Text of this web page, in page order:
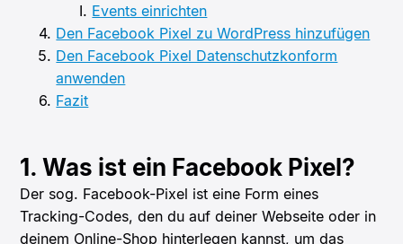
Events einrichten
Den Facebook Pixel zu WordPress hinzufügen
Den Facebook Pixel Datenschutzkonform
anwenden
Fazit
1. Was ist ein Facebook Pixel?
Der sog. Facebook-Pixel ist eine Form eines
Tracking-Codes, den du auf deiner Webseite oder in
deinem Online-Shop hinterlegen kannst, um das